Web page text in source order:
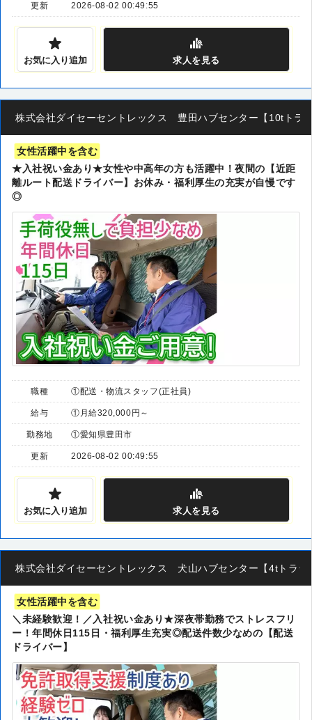
更新 2026-08-02 00:49:55
お気に入り追加 求人を見る
株式会社ダイセーセントレックス 豊田ハブセンター【10tトラ
女性活躍中を含む
★入社祝い金あり★女性や中高年の方も活躍中！夜間の【近距
離ルート配送ドライバー】お休み・福利厚生の充実が自慢です
◎
職種 ①配送・物流スタッフ(正社員)
給与 ①月給320,000円～
勤務地 ①愛知県豊田市
更新 2026-08-02 00:49:55
お気に入り追加 求人を見る
株式会社ダイセーセントレックス 犬山ハブセンター【4tトラッ
女性活躍中を含む
＼未経験歓迎！／入社祝い金あり★深夜帯勤務でストレスフリ
ー！年間休日115日・福利厚生充実◎配送件数少なめの【配送
ドライバー】